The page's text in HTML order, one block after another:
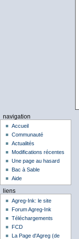
navigation
Accueil
Communauté
Actualités
Modifications récentes
Une page au hasard
Bac à Sable
Aide
liens
Agreg-Ink: le site
Forum Agreg-Ink
Téléchargements
FCD
La Page d'Agreg (de